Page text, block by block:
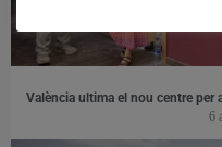
València ultima el nou centre per
6